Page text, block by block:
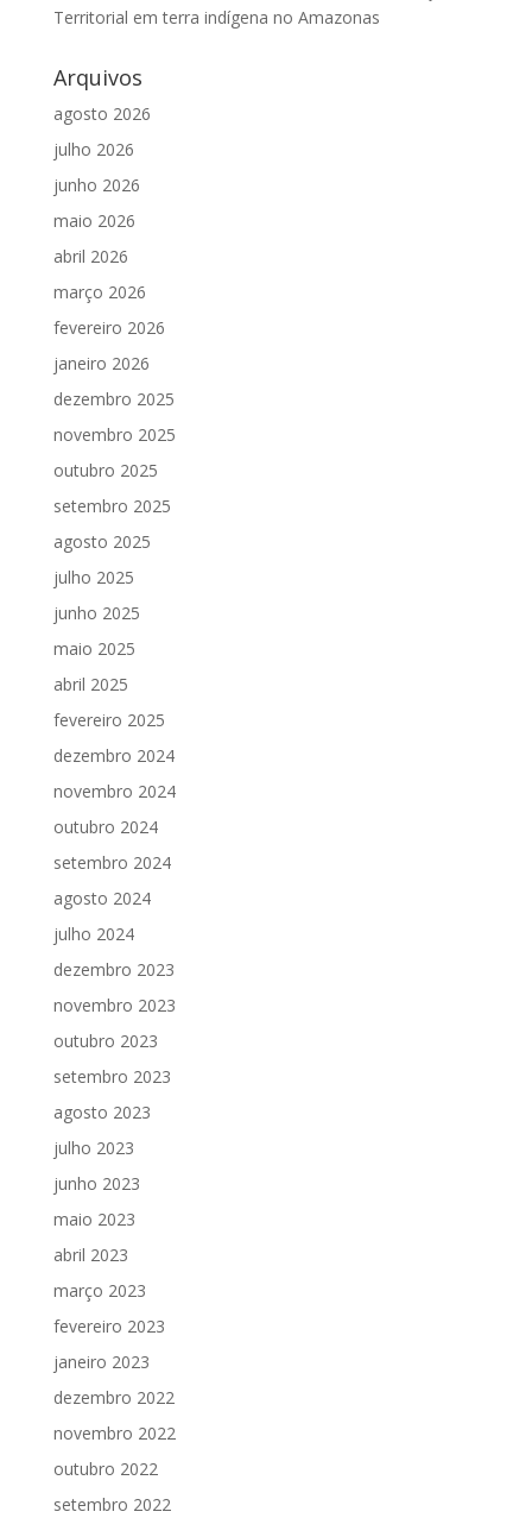
Territorial em terra indígena no Amazonas
Arquivos
agosto 2026
julho 2026
junho 2026
maio 2026
abril 2026
março 2026
fevereiro 2026
janeiro 2026
dezembro 2025
novembro 2025
outubro 2025
setembro 2025
agosto 2025
julho 2025
junho 2025
maio 2025
abril 2025
fevereiro 2025
dezembro 2024
novembro 2024
outubro 2024
setembro 2024
agosto 2024
julho 2024
dezembro 2023
novembro 2023
outubro 2023
setembro 2023
agosto 2023
julho 2023
junho 2023
maio 2023
abril 2023
março 2023
fevereiro 2023
janeiro 2023
dezembro 2022
novembro 2022
outubro 2022
setembro 2022